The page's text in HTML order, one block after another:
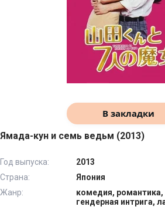
В закладки
Ямада-кун и семь ведьм (2013)
Год выпуска:
2013
Страна:
Япония
Жанр:
комедия,
гендерная интрига,